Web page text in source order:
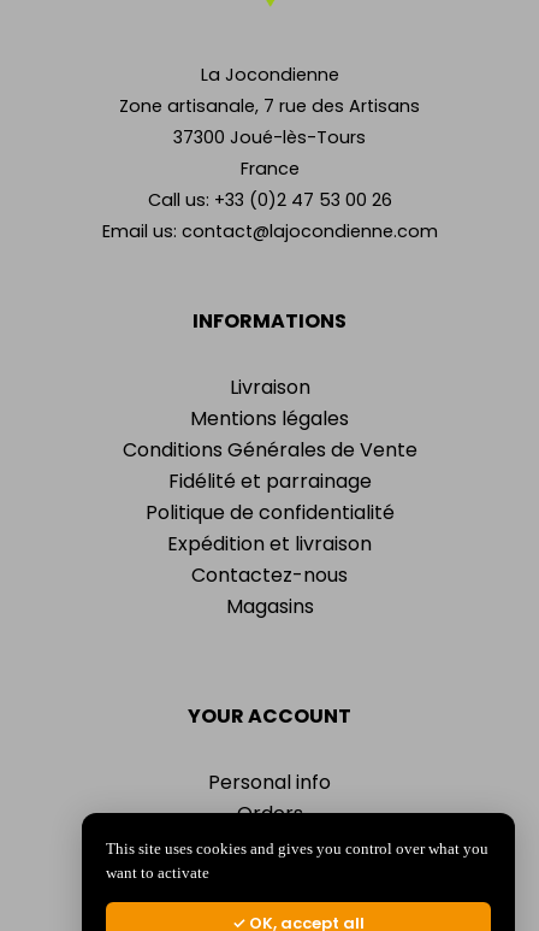
INFORMATIONS
Livraison
Mentions légales
Conditions Générales de Vente
Fidélité et parrainage
Politique de confidentialité
Expédition et livraison
Contactez-nous
Magasins
YOUR ACCOUNT
Personal info
Orders
Addresses
My alerts
La Jocondienne
Zone artisanale, 7 rue des Artisans
37300 Joué-lès-Tours
France
Call us: +33 (0)2 47 53 00 26
Email us: contact@lajocondienne.com
This site uses cookies and gives you control over what you
want to activate
OK, accept all